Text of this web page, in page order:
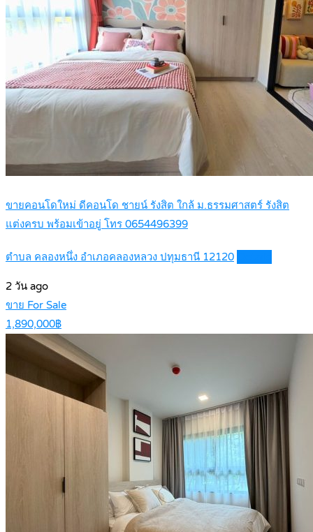
ขายคอนโดใหม่ ดีคอนโด ชายน์ รังสิต ใกล้ ม.ธรรมศาสตร์ รังสิต
แต่งครบ พร้อมเข้าอยู่ โทร 0654496399
ตำบล คลองหนึ่ง อำเภอคลองหลวง ปทุมธานี 12120
2 วัน ago
ขาย For Sale
1,890,000฿